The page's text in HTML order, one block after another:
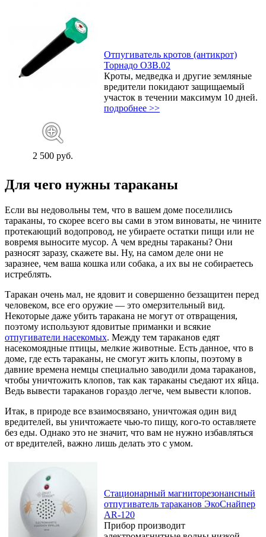
2 500 руб.
Отпугиватель кротов (антикрот)
Торнадо ОЗВ.02
Кроты, медведка и другие земляные
вредители покидают защищаемый
участок в течении максимум 10 дней.
подробнее >>
Для чего нужны тараканы
Если вы недовольны тем, что в вашем доме поселились
тараканы, то скорее всего вы сами в этом виноваты, не чините
протекающий водопровод, не убираете остатки пищи или не
вовремя выносите мусор. А чем вредны тараканы? Они
разносят заразу, скажете вы. Ну, на самом деле они не
заразнее, чем ваша кошка или собака, а их вы не собираетесь
истреблять.
Таракан очень мал, не ядовит и совершенно беззащитен перед
человеком, все его оружие — это омерзительный вид.
Некоторые даже убить таракана не могут от отвращения,
поэтому используют ядовитые приманки и всякие
отпугиватели насекомых. Между тем тараканов едят
насекомоядные птицы, мелкие животные. Есть данное, что в
доме, где есть тараканы, не смогут жить клопы, поэтому в
давние времена немцы специально заводили дома тараканов,
чтобы уничтожить клопов, так как тараканы съедают их яйца.
Ведь вывести тараканов гораздо легче, чем вывести клопов.
Итак, в природе все взаимосвязано, уничтожая один вид
вредителей, вы уничтожаете чью-то пищу, кого-то оставляете
без еды. Однако это не значит, что вам не нужно избавляться
от вредителей, важно лишь делать это с умом.
Стационарный магниторезонансный
отпугиватель тараканов ЭкоСнайпер
AR-120
Прибор производит